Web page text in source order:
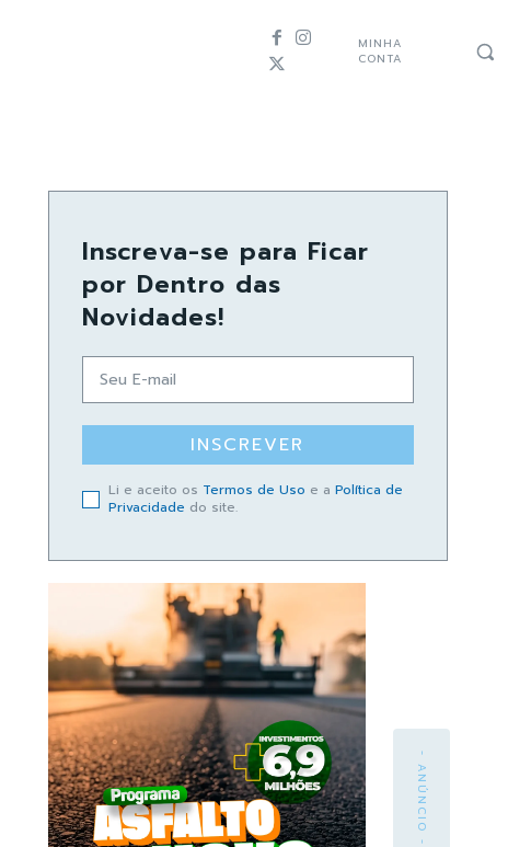
MINHA
CONTA
Inscreva-se para Ficar
por Dentro das
Novidades!
INSCREVER
Li e aceito os Termos de Uso e a Política de
Privacidade do site.
- ANÚNCIO -